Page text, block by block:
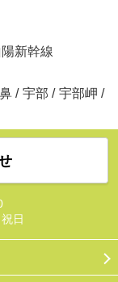
新幹線
/ 宇部 / 宇部岬 /
日